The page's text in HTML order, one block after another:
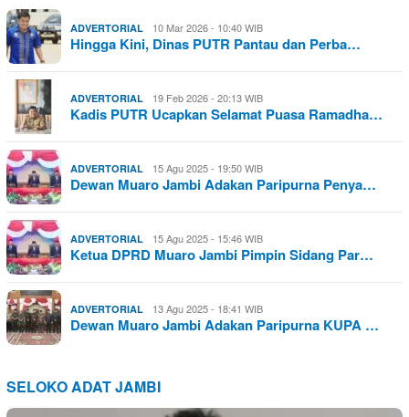
ADVERTORIAL 10 Mar 2026 - 10:40 WIB
Hingga Kini, Dinas PUTR Pantau dan Perba…
ADVERTORIAL 19 Feb 2026 - 20:13 WIB
Kadis PUTR Ucapkan Selamat Puasa Ramadha…
ADVERTORIAL 15 Agu 2025 - 19:50 WIB
Dewan Muaro Jambi Adakan Paripurna Penya…
ADVERTORIAL 15 Agu 2025 - 15:46 WIB
Ketua DPRD Muaro Jambi Pimpin Sidang Par…
ADVERTORIAL 13 Agu 2025 - 18:41 WIB
Dewan Muaro Jambi Adakan Paripurna KUPA …
SELOKO ADAT JAMBI